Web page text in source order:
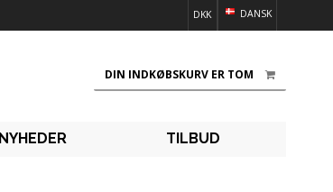
DANSK
DKK
DIN INDKØBSKURV ER TOM
NYHEDER TILBUD